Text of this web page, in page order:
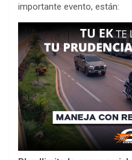
importante evento, están: